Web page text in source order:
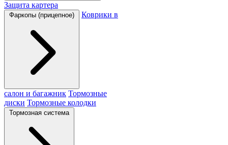
Защита картера
Фаркопы (прицепное) Коврики в
салон и багажник Тормозные
диски Тормозные колодки
Тормозная система